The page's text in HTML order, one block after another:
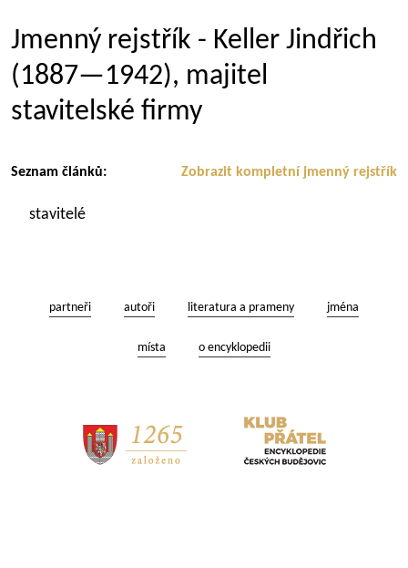
Jmenný rejstřík - Keller Jindřich
(1887—1942), majitel
stavitelské firmy
Zobrazit kompletní jmenný rejstřík
Seznam článků:
stavitelé
partneři autoři literatura a prameny jména
místa o encyklopedii